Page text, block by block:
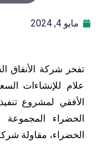
مايو 4, 2024
تفخر شركة
علام للإنشاءات
الأفقي لمشروع
الخضراء المجموعة
الخضراء، مقاولة شركة